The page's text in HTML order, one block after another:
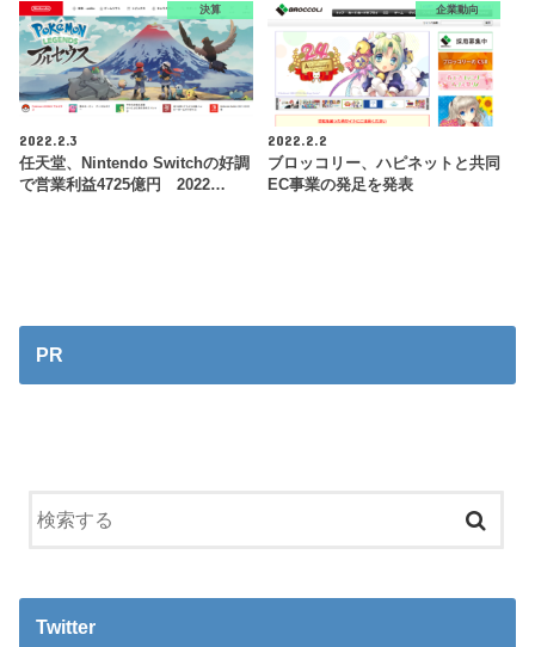
決算
2022.2.3
任天堂、Nintendo Switchの好調
で営業利益4725億円 2022…
企業動向
2022.2.2
ブロッコリー、ハピネットと共同
EC事業の発足を発表
PR
Twitter